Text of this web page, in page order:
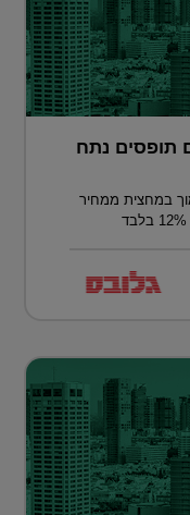
תופסים נתח
במחצית ממחיר